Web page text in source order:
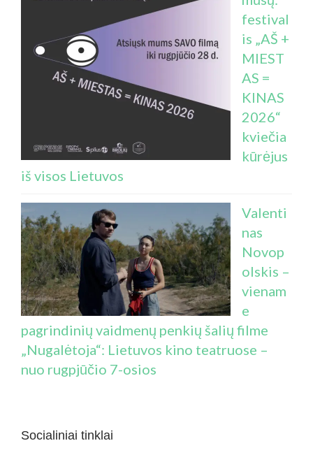
festival
is „AŠ +
MIEST
AS =
KINAS
2026“
kviečia
kūrėjus
iš visos Lietuvos
Valenti
nas
Novop
olskis –
vienam
e
pagrindinių vaidmenų penkių šalių filme
„Nugalėtoja“: Lietuvos kino teatruose –
nuo rugpjūčio 7-osios
Socialiniai tinklai